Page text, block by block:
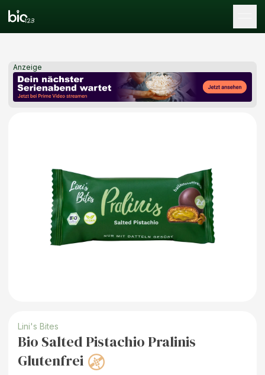
Anzeige
Lini's Bites
Bio Salted Pistachio Pralinis
Glutenfrei